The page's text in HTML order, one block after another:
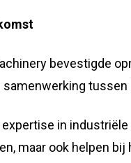
bevestigde
in
maar ook helpen